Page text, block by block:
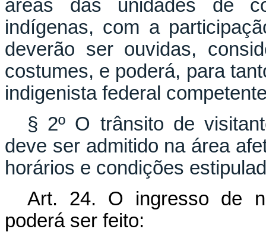
áreas das unidades de
indígenas, com a
deverão ser ouvidas,
costumes, e poderá, para
indigenista federal
§ 2º O trânsito de
deve ser admitido na área
horários e condições
Art. 24. O ingresso de
poderá ser feito: